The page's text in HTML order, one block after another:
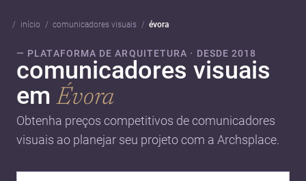
início comunicadores visuais évora
— PLATAFORMA DE ARQUITETURA · DESDE 2018
comunicadores visuais
emÉvora
Obtenha preços competitivos de comunicadores
visuais ao planejar seu projeto com a Archsplace.